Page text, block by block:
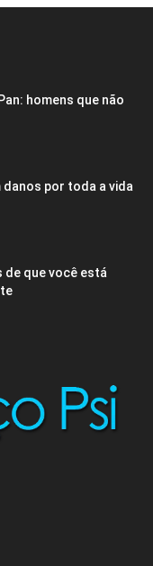
homens que não
por toda a vida
de que você está